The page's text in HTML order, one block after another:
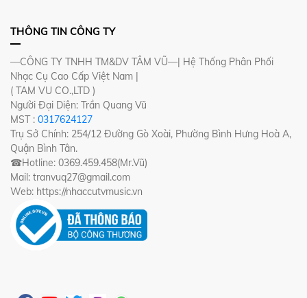
THÔNG TIN CÔNG TY
—CÔNG TY TNHH TM&DV TÂM VŨ—| Hệ Thống Phân Phối
Nhạc Cụ Cao Cấp Việt Nam |
( TAM VU CO.,LTD )
Người Đại Diện: Trần Quang Vũ
MST : 0317624127
Trụ Sở Chính: 254/12 Đường Gò Xoài, Phường Bình Hưng Hoà A,
Quận Bình Tân.
☎Hotline: 0369.459.458(Mr.Vũ)
Mail: tranvuq27@gmail.com
Web: https://nhaccutvmusic.vn